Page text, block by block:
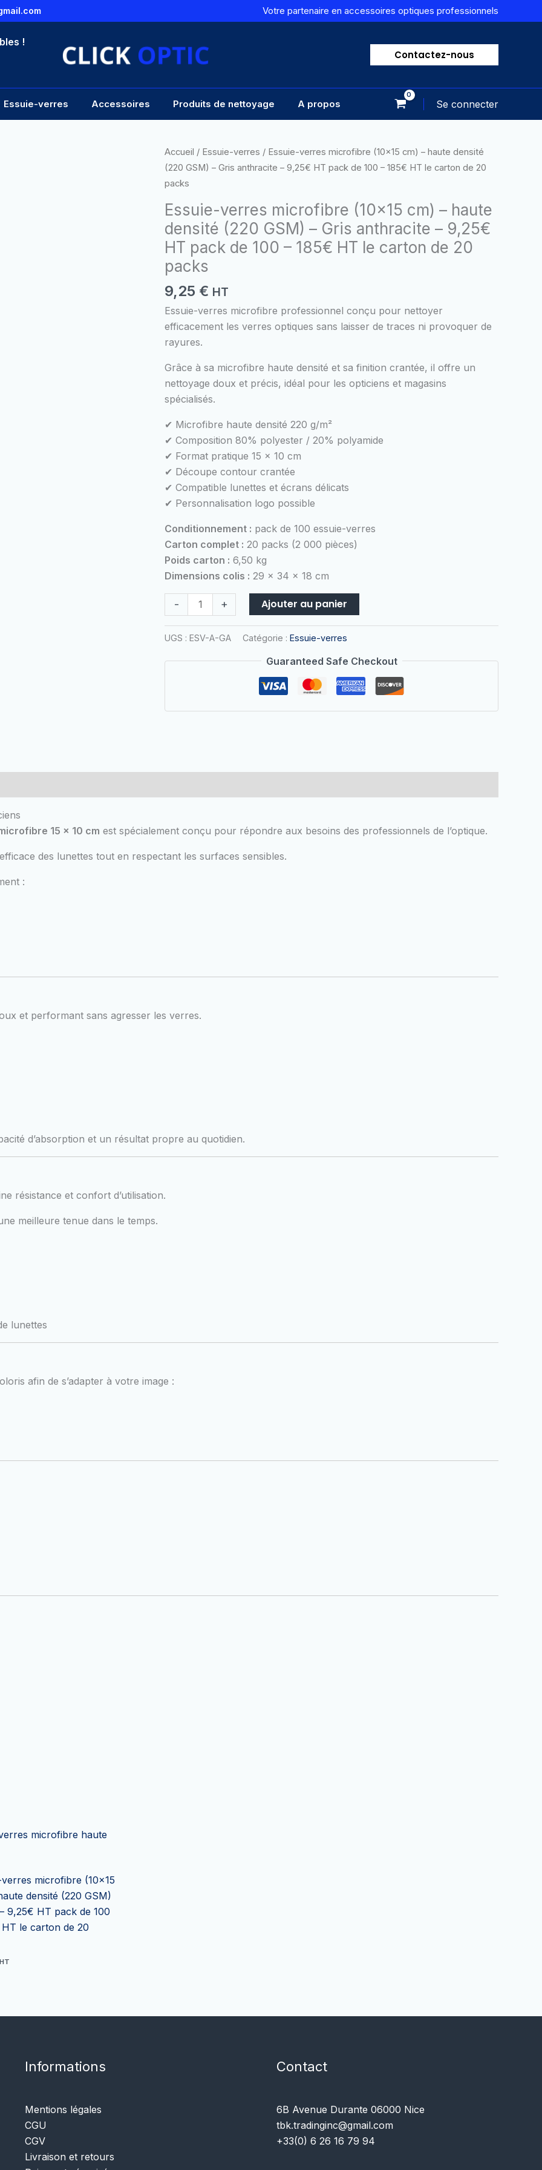
Votre partenaire en accessoires optiques professionnels
!
Contactez-nous
Essuie-verres Accessoires Produits de nettoyage A propos Se connecter
Accueil / Essuie-verres / Essuie-verres microfibre (10×15 cm) – haute densité
(220 GSM) – Gris anthracite – 9,25€ HT pack de 100 – 185€ HT le carton de 20
packs
Essuie-verres microfibre (10×15 cm) – haute
densité (220 GSM) – Gris anthracite – 9,25€
HT pack de 100 – 185€ HT le carton de 20
packs
9,25 € HT
Essuie-verres microfibre professionnel conçu pour nettoyer
efficacement les verres optiques sans laisser de traces ni provoquer de
rayures.
Grâce à sa microfibre haute densité et sa finition crantée, il offre un
nettoyage doux et précis, idéal pour les opticiens et magasins
spécialisés.
✔ Microfibre haute densité 220 g/m²
✔ Composition 80% polyester / 20% polyamide
✔ Format pratique 15 x 10 cm
✔ Découpe contour crantée
✔ Compatible lunettes et écrans délicats
✔ Personnalisation logo possible
Conditionnement : pack de 100 essuie-verres
Carton complet : 20 packs (2 000 pièces)
Poids carton : 6,50 kg
Dimensions colis : 29 x 34 x 18 cm
-
quantité
de
Essuie-
microfibre
(10x15
cm)
-
haute
densité
(220
GSM)
-
anthracite
-
9,25€
HT
pack
de
100
185€
le
carton
de
20
packs
+ Ajouter au panier
UGS : ESV-A-GA Catégorie : Essuie-verres
Guaranteed Safe Checkout
15 x 10 cm est spécialement conçu pour répondre aux besoins des professionnels de l’optique.
des lunettes tout en respectant les surfaces sensibles.
:
et performant sans agresser les verres.
d’absorption et un résultat propre au quotidien.
résistance et confort d’utilisation.
meilleure tenue dans le temps.
lunettes
afin de s’adapter à votre image :
verres microfibre (10×15
densité (220 GSM)
9,25€ HT pack de 100
HT le carton de 20
HT
Informations
Mentions légales
CGU
CGV
Livraison et retours
Contact
6B Avenue Durante 06000 Nice
tbk.tradinginc@gmail.com
+33(0) 6 26 16 79 94